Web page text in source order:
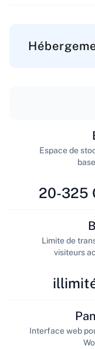
20-325
Espace de
Limite de
visiteurs
Interface web